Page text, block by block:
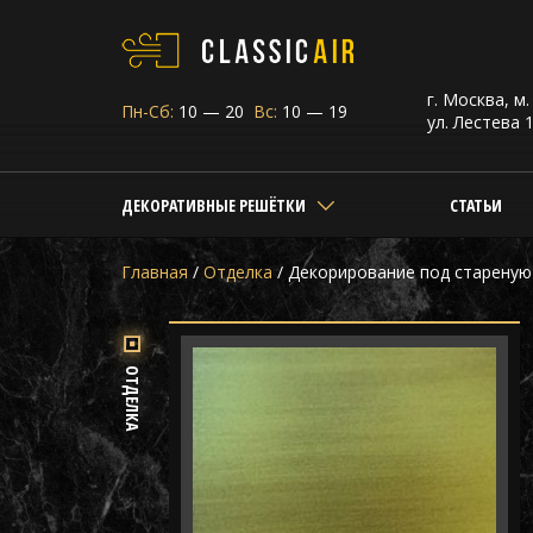
Пн-Сб: 10 — 20 Вс: 10 — 19
г. Москва, м.
ул. Лестева
ДЕКОРАТИВНЫЕ РЕШЁТКИ СТАТЬИ
Главная / Отделка / Декорирование под
ОТДЕЛКА